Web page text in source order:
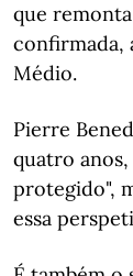
que
confirmada,
Médio.
Pierre
quatro
protegido",
essa